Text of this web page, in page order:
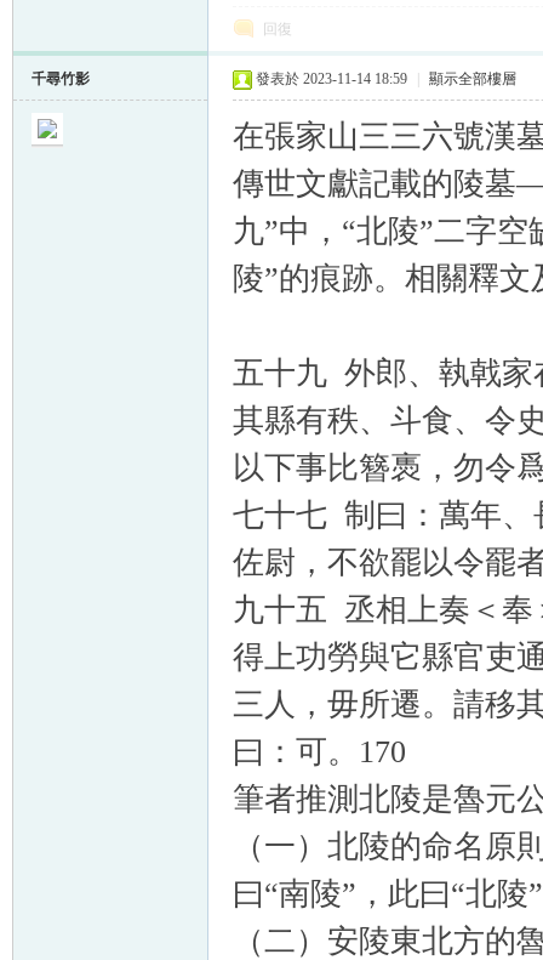
回復
千尋竹影 發表於 2023-11-14 18:59 顯示全部樓層
在張家山三三六號漢
傳世文獻記載的陵墓
九”中，“北陵”二字
陵”的痕跡。相關釋
五十九 外郎、執戟
其縣有秩、斗食、令
以下事比簪褭，勿令
七十七 制曰：萬年、
佐尉，不欲罷以令罷
九十五 丞相上奏＜奉
得上功勞與它縣官吏
三人，毋所遷。請移
曰：可。170
筆者推測北陵是魯元
（一）北陵的命名原
曰“南陵”，此曰“北
（二）安陵東北方的